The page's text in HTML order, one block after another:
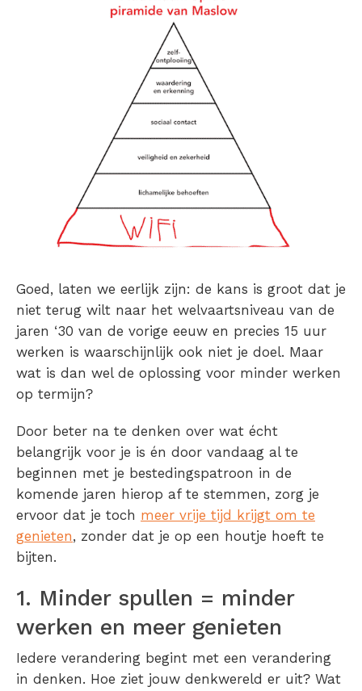
Goed, laten we eerlijk zijn: de kans is groot dat je
niet terug wilt naar het welvaartsniveau van de
jaren ‘30 van de vorige eeuw en precies 15 uur
werken is waarschijnlijk ook niet je doel. Maar
wat is dan wel de oplossing voor minder werken
op termijn?
Door beter na te denken over wat écht
belangrijk voor je is én door vandaag al te
beginnen met je bestedingspatroon in de
komende jaren hierop af te stemmen, zorg je
ervoor dat je toch meer vrije tijd krijgt om te
genieten, zonder dat je op een houtje hoeft te
bijten.
1. Minder spullen = minder
werken en meer genieten
Iedere verandering begint met een verandering
in denken. Hoe ziet jouw denkwereld er uit? Wat